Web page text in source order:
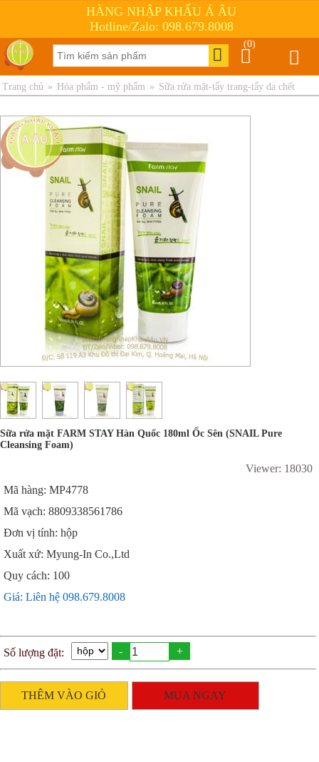
HÀNG NHẬP KHẨU Á ÂU
Hotline/Zalo: 098.679.8008
(0)
Trang chủ » Hóa phẩm - mỹ phẩm » Sữa rửa mặt-tẩy trang-tẩy da chết
Sữa rửa mặt FARM STAY Hàn Quốc 180ml Ốc Sên (SNAIL Pure
Cleansing Foam)
Viewer: 18030
Mã hàng: MP4778
Mã vạch: 8809338561786
Đơn vị tính: hộp
Xuất xứ: Myung-In Co.,Ltd
Quy cách: 100
Giá: Liên hệ 098.679.8008
Số lượng đặt: - +
THÊM VÀO GIỎ MUA NGAY